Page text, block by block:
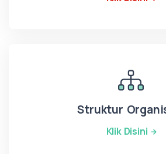
Struktur
Klik Disini